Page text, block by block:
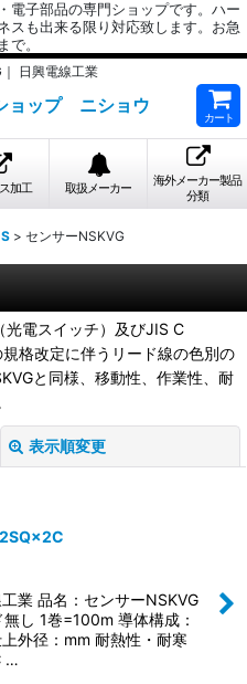
電子部品の専門ショップです。ハー
スも出来る限り対応致します。お急
。
日興電線工業
ョップ ニショウ
カート
加工 取扱メーカー
海外メーカー製品
分類
> センサーNSKVG
電スイッチ）及びJIS C
格改定に伴うリード線の色別の
と同様、移動性、作業性、耐
表示順変更
む
業 品名：センサーNSKVG
し 1巻=100m 導体構成：
外径：mm 耐熱性・耐寒
…